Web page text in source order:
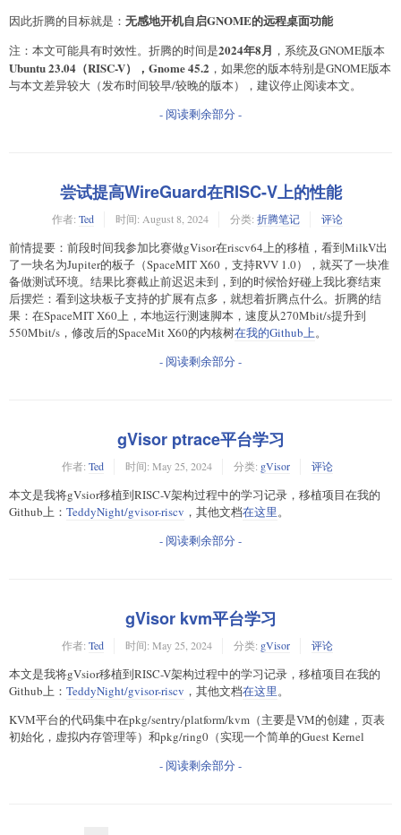
因此折腾的目标就是： 无感地开机自启GNOME的远程桌面功能
注：本文可能具有时效性。折腾的时间是2024年8月 ，系统及GNOME版本
Ubuntu 23.04（RISC-V），Gnome 45.2 ，如果您的版本特别是GNOME版本
与本文差异较大（发布时间较早/较晚的版本），建议停止阅读本文。
- 阅读剩余部分 -
尝试提高WireGuard在RISC-V上的性能
作者: Ted 时间: August 8, 2024 分类: 折腾笔记 评论
前情提要：前段时间我参加比赛做gVisor在riscv64上的移植，看到MilkV出
了一块名为Jupiter的板子（SpaceMIT X60，支持RVV 1.0），就买了一块准
备做测试环境。结果比赛截止前迟迟未到，到的时候恰好碰上我比赛结束
后摆烂：看到这块板子支持的扩展有点多，就想着折腾点什么。折腾的结
果：在SpaceMIT X60上，本地运行测速脚本，速度从270Mbit/s提升到
550Mbit/s，修改后的SpaceMit X60的内核树在我的Github上。
- 阅读剩余部分 -
gVisor ptrace平台学习
作者: Ted 时间: May 25, 2024 分类: gVisor 评论
本文是我将gVsior移植到RISC-V架构过程中的学习记录，移植项目在我的
Github上： TeddyNight/gvisor-riscv ，其他文档在这里。
- 阅读剩余部分 -
gVisor kvm平台学习
作者: Ted 时间: May 25, 2024 分类: gVisor 评论
本文是我将gVsior移植到RISC-V架构过程中的学习记录，移植项目在我的
Github上： TeddyNight/gvisor-riscv ，其他文档在这里。
KVM平台的代码集中在pkg/sentry/platform/kvm（主要是VM的创建，页表
初始化，虚拟内存管理等）和pkg/ring0（实现一个简单的Guest Kernel
- 阅读剩余部分 -